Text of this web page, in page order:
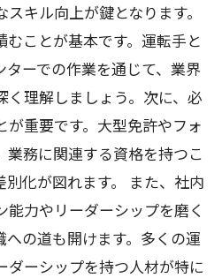
キル向上が鍵となります。
むことが基本です。運転手と
ターでの作業を通じて、業界
く理解しましょう。次に、必
重要です。大型免許やフォ
業務に関連する資格を持つこ
別化が図れます。 また、社内
力やリーダーシップを磨く
への道も開けます。多くの運
ダーシップを持つ人材が特に